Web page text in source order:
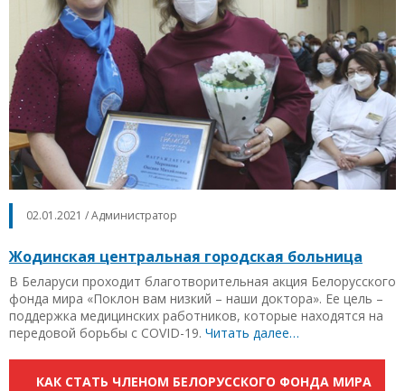
02.01.2021 / Администратор
Жодинская центральная городская больница
В Беларуси проходит благотворительная акция Белорусского
фонда мира «Поклон вам низкий – наши доктора». Ее цель –
поддержка медицинских работников, которые находятся на
передовой борьбы с COVID-19. Читать далее…
КАК СТАТЬ ЧЛЕНОМ БЕЛОРУССКОГО ФОНДА МИРА